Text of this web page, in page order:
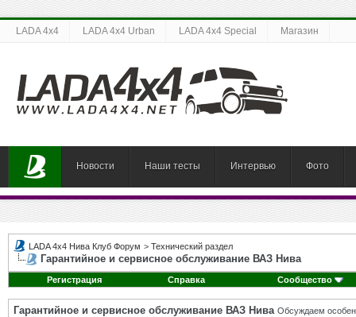
LADA 4x4 LADA 4x4 Urban LADA 4x4 Special Магазин
Новости Наши тесты Интервью Фото
LADA 4x4 Нива Клуб Форум > Технический раздел
Гарантийное и сервисное обслуживание ВАЗ Нива
Регистрация Справка Сообщество
Гарантийное и сервисное обслуживание ВАЗ Нива Обсуждаем